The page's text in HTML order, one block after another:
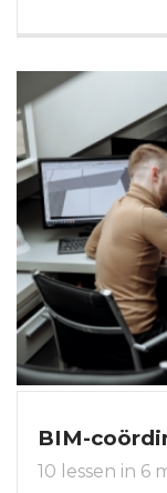
BIM-
10 lessen in 6